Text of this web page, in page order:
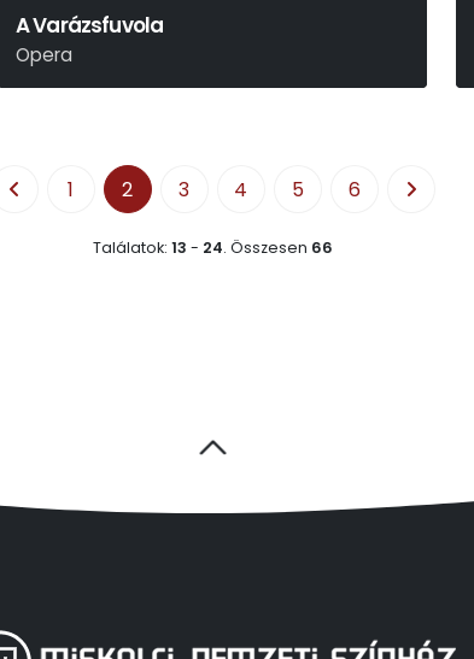
A Varázsfuvola
Opera
Wolfgang Amadeus Mozart
1 2 3 4 5 6
Találatok: 13 - 24. Összesen 66